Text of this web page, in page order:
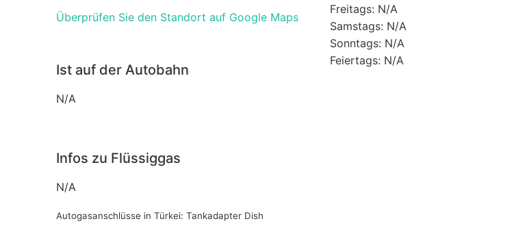
Überprüfen Sie den Standort auf Google Maps
Ist auf der Autobahn
N/A
Freitags: N/A
Samstags: N/A
Sonntags: N/A
Feiertags: N/A
Infos zu Flüssiggas
N/A
Autogasanschlüsse in Türkei: Tankadapter Dish